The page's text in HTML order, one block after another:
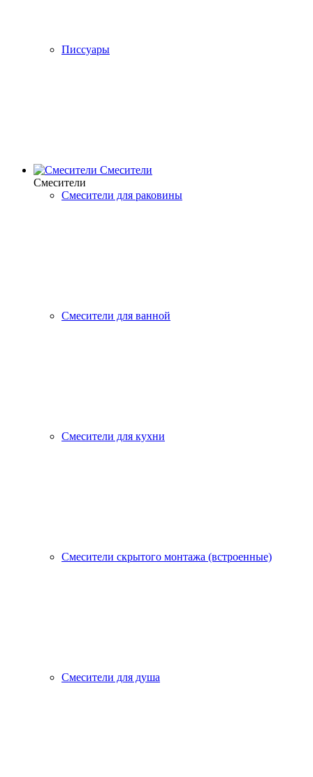
Писсуары
Смесители
Смесители
Смесители для раковины
Смесители для ванной
Смесители для кухни
Смесители скрытого монтажа (встроенные)
Смесители для душа